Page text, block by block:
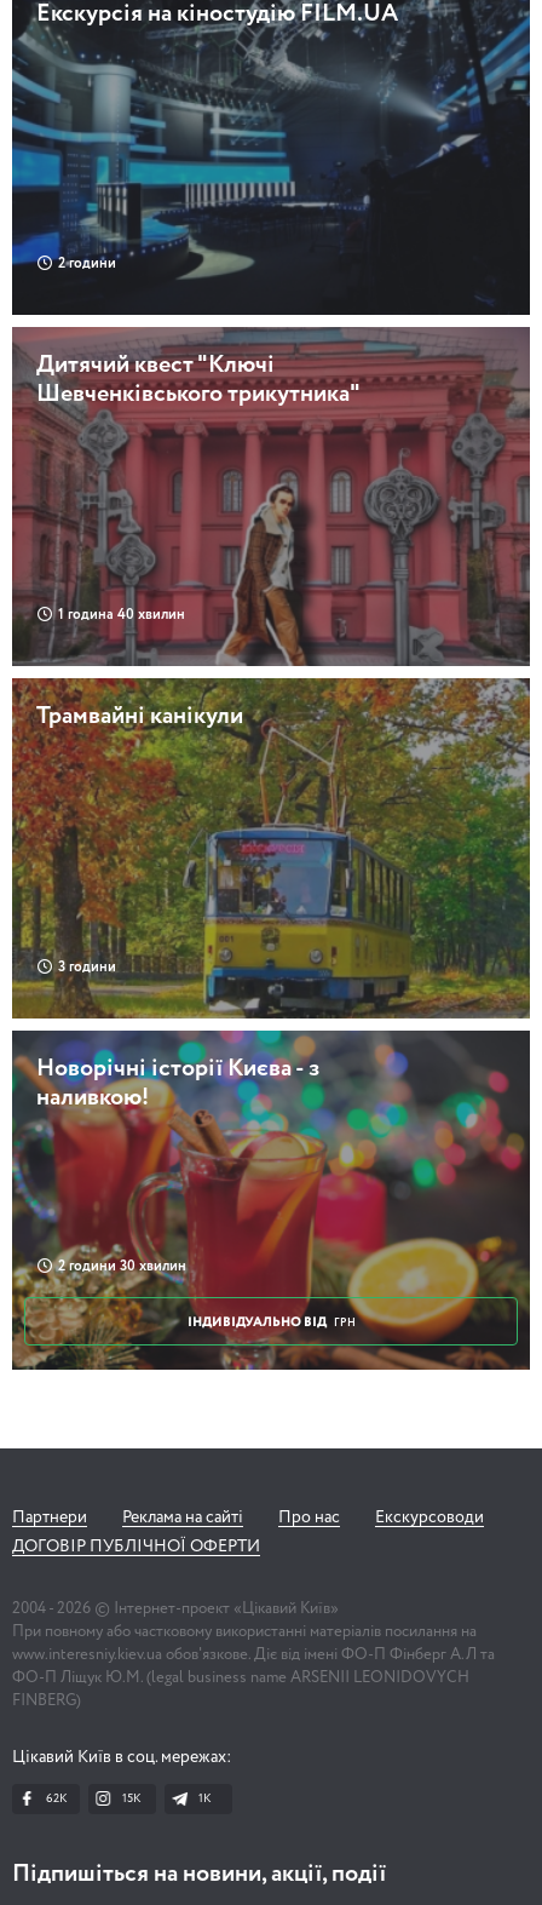
Екскурсія на кіностудію FILM.UA
2 години
Дитячий квест "Ключі
Шевченківського трикутника"
1 година 40 хвилин
Трамвайні канікули
3 години
Новорічні історії Києва - з
наливкою!
2 години 30 хвилин
ІНДИВІДУАЛЬНО ВІД ГРН
Партнери Реклама на сайті Про нас
Екскурсоводи
ДОГОВІР ПУБЛІЧНОЇ ОФЕРТИ
2004 - 2026 © Інтернет-проект «Цікавий Київ»
При повному або частковому використанні матеріалів посилання на
www.interesniy.kiev.ua обов'язкове. Діє від імені ФО-П Фінберг А.Л та
ФО-П Ліщук Ю.М. (legal business name ARSENII LEONIDOVYCH
FINBERG)
Цікавий Київ в соц. мережах:
62K 15K 1К
Підпишіться на новини, акції, події